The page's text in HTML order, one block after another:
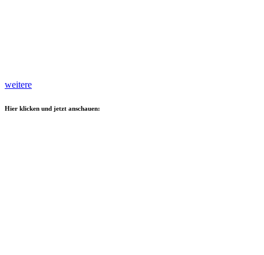
weitere
Hier klicken und jetzt anschauen: